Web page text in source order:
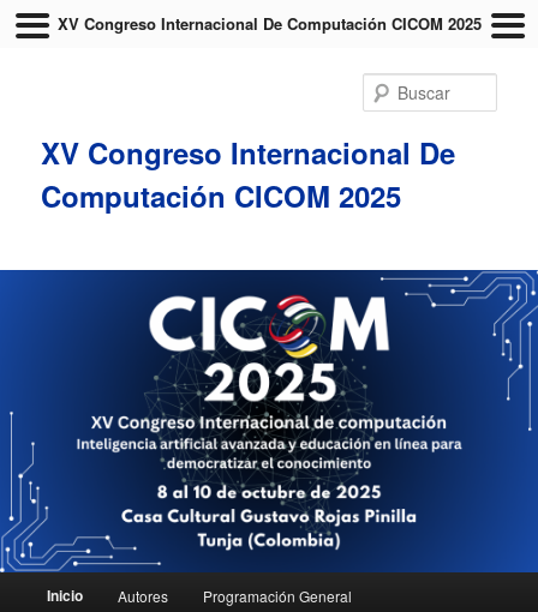
XV Congreso Internacional De
Computación CICOM 2025
Ir al contenido principal
Ir al contenido secundario
Inicio Autores Programación General
XV Congreso Internacional De Computación CICOM 2025